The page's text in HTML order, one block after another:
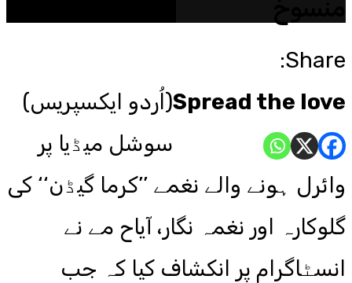
Share:
Spread the love(اُردو ایکسپریس)
سوشل میڈیا پر
وائرل ہونے والے نغمے ’’کرما گیڈن‘‘ کی
گلوکارہ اور نغمہ نگار، آیاح مے نے
انسٹاگرام پر انکشاف کیا کہ جب